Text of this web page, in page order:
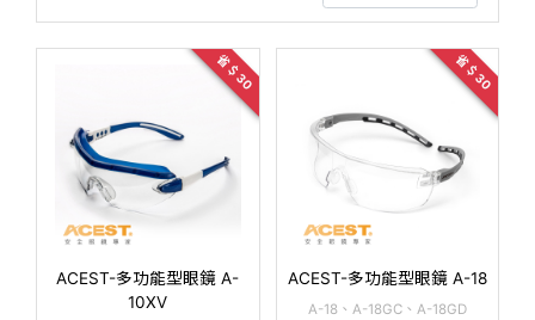
省＄30
ACEST-多功能型眼鏡 A-
10XV
省＄30
ACEST-多功能型眼鏡 A-18
A-18、A-18GC、A-18GD